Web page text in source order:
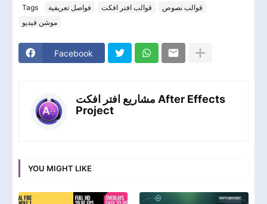
Tags فواصل تعريفية قوالب افتر افكت
قوالب نصوص
موشن فيديو
Facebook
مشاريع افتر افكت After Effects
Project
YOU MIGHT LIKE